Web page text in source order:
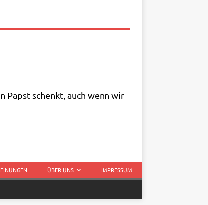
Papst schenkt, auch wenn wir
ÜBER UNS IMPRESSUM